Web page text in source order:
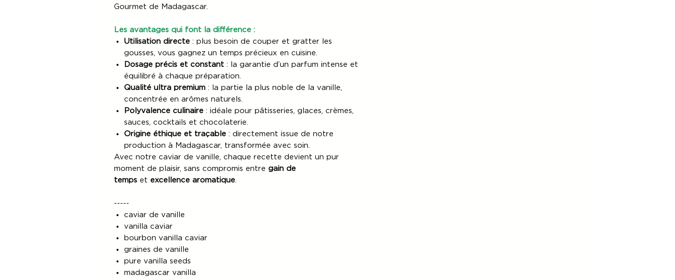
Gourmet de Madagascar.
Les avantages qui font la différence :
Utilisation directe : plus besoin de couper et gratter les
gousses, vous gagnez un temps précieux en cuisine.
Dosage précis et constant : la garantie d’un parfum intense et
équilibré à chaque préparation.
Qualité ultra premium : la partie la plus noble de la vanille,
concentrée en arômes naturels.
Polyvalence culinaire : idéale pour pâtisseries, glaces, crèmes,
sauces, cocktails et chocolaterie.
Origine éthique et traçable : directement issue de notre
production à Madagascar, transformée avec soin.
Avec notre caviar de vanille, chaque recette devient un pur
moment de plaisir, sans compromis entre gain de
temps et excellence aromatique.
-----
caviar de vanille
vanilla caviar
bourbon vanilla caviar
graines de vanille
pure vanilla seeds
madagascar vanilla